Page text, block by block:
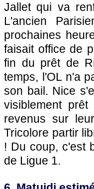
Jallet qui va
L'ancien
prochaines
faisait office de
fin du prêt de
temps, l'OL n'a
son bail. Nice
visiblement
revenus sur
Tricolore partir
! Du coup, c'est
de Ligue 1.